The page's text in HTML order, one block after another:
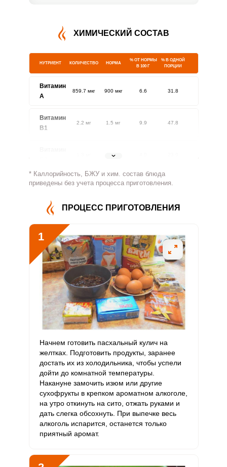
ХИМИЧЕСКИЙ СОСТАВ
НУТРИЕНТ КОЛИЧЕСТВО НОРМА
% ОТ НОРМЫ
В 100 Г
% В ОДНОЙ
ПОРЦИИ
Витамин
A
859.7 мкг 900 мкг 6.6 31.8
Витамин
В1
2.2 мг 1.5 мг 9.9 47.8
1.8 мг
Витамин
1212.9 мг 500 мг 16.7 80.9
Витамин
В5
Витамин
В6
2.7 мг 2 мг 9.3 45.2
Витамин
В9
504.1 мкг 400 мкг 8.7 42
Витамин
В12
1.8 мкг 3 мкг 4.1 20
Витамин
С
6.4 мкг 90 мкг 0.5
Витамин
D
0.9
Витамин
E
Биотин 106.1 мг
Витамин
* Каллорийность, БЖУ и хим. состав блюда
приведены без учета процесса приготовления.
ПРОЦЕСС ПРИГОТОВЛЕНИЯ
1
Начнем готовить пасхальный кулич на
желтках. Подготовить продукты, заранее
достать их из холодильника, чтобы успели
дойти до комнатной температуры.
Накануне замочить изюм или другие
сухофрукты в крепком ароматном алкоголе,
на утро откинуть на сито, отжать руками и
дать слегка обсохнуть. При выпечке весь
алкоголь испарится, останется только
приятный аромат.